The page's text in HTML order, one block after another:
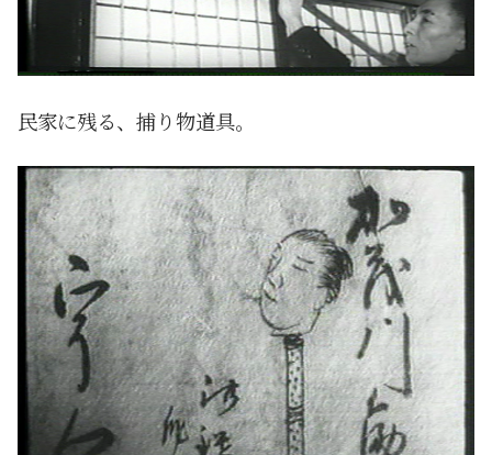
民家に残る、捕り物道具。